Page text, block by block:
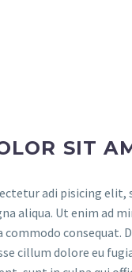
SIT
adi pisicing elit,
aliqua. Ut enim ad
consequat.
cillum dolore eu